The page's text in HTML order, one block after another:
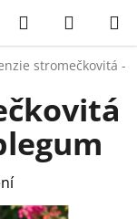
Hledat
KOŠÍK
stromečkovitá -